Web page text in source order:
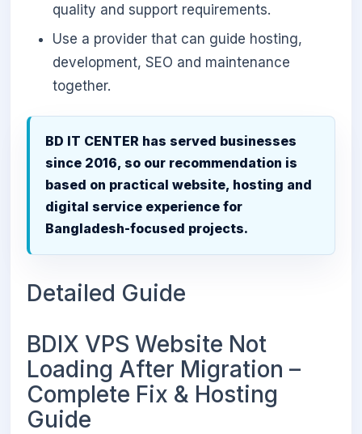
quality and support requirements.
Use a provider that can guide hosting,
development, SEO and maintenance
together.
BD IT CENTER has served businesses
since 2016, so our recommendation is
based on practical website, hosting and
digital service experience for
Bangladesh-focused projects.
Detailed Guide
BDIX VPS Website Not
Loading After Migration –
Complete Fix & Hosting
Guide